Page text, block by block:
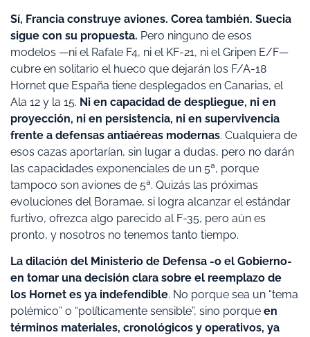
Sí, Francia construye aviones. Corea también. Suecia
sigue con su propuesta. Pero ninguno de esos
modelos —ni el Rafale F4, ni el KF-21, ni el Gripen E/F—
cubre en solitario el hueco que dejarán los F/A-18
Hornet que España tiene desplegados en Canarias, el
Ala 12 y la 15. Ni en capacidad de despliegue, ni en
proyección, ni en persistencia, ni en supervivencia
frente a defensas antiaéreas modernas. Cualquiera de
esos cazas aportarían, sin lugar a dudas, pero no darán
las capacidades exponenciales de un 5ª, porque
tampoco son aviones de 5ª. Quizás las próximas
evoluciones del Boramae, si logra alcanzar el estándar
furtivo, ofrezca algo parecido al F-35, pero aún es
pronto, y nosotros no tenemos tanto tiempo.
La dilación del Ministerio de Defensa -o el Gobierno-
en tomar una decisión clara sobre el reemplazo de
los Hornet es ya indefendible. No porque sea un “tema
polémico” o “políticamente sensible”, sino porque en
términos materiales, cronológicos y operativos, ya